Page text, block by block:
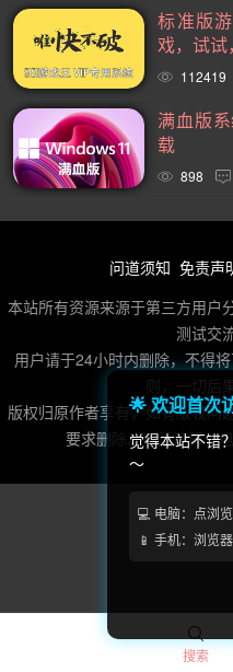
奇幻(373)
射击(363)
沙盒(343)
女性主角(332)
恐怖(306)
科幻(297) 模
暴力(278)
氛围(277)
2D(242)
可爱(234) 轻
即时战略(215)
管理(199)
解谜冒险(177)
驾驶(169)
回合制战斗(168)
冒险(158)
类魂系列(155)
回合制(152)
彩色(120)
时空旅行
拟真
第一人称视角(105)
困难
角色自定义
标准版
戏，试
112419
满血版
载
898
问道须知 免责声
本站所有资源来源于第三方用户
测试交
用户请于24小时内删除，不得
版权归原作者享有，如有版权问
要求删除。敬请谅解！
搜索
🌟 欢迎首次
觉得本站不错
～
💻 电脑：点浏
📱 手机：浏览